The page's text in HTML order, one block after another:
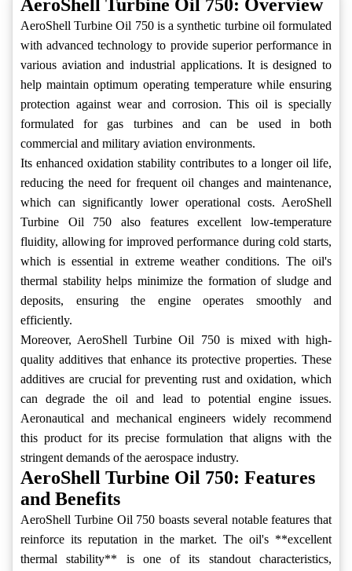
AeroShell Turbine Oil 750: Overview
AeroShell Turbine Oil 750 is a synthetic turbine oil formulated
with advanced technology to provide superior performance in
various aviation and industrial applications. It is designed to
help maintain optimum operating temperature while ensuring
protection against wear and corrosion. This oil is specially
formulated for gas turbines and can be used in both
commercial and military aviation environments.
Its enhanced oxidation stability contributes to a longer oil life,
reducing the need for frequent oil changes and maintenance,
which can significantly lower operational costs. AeroShell
Turbine Oil 750 also features excellent low-temperature
fluidity, allowing for improved performance during cold starts,
which is essential in extreme weather conditions. The oil's
thermal stability helps minimize the formation of sludge and
deposits, ensuring the engine operates smoothly and
efficiently.
Moreover, AeroShell Turbine Oil 750 is mixed with high-
quality additives that enhance its protective properties. These
additives are crucial for preventing rust and oxidation, which
can degrade the oil and lead to potential engine issues.
Aeronautical and mechanical engineers widely recommend
this product for its precise formulation that aligns with the
stringent demands of the aerospace industry.
AeroShell Turbine Oil 750: Features
and Benefits
AeroShell Turbine Oil 750 boasts several notable features that
reinforce its reputation in the market. The oil's **excellent
thermal stability** is one of its standout characteristics,